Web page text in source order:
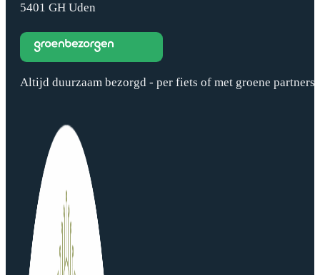
5401 GH Uden
Altijd duurzaam bezorgd - per fiets of met groene partners